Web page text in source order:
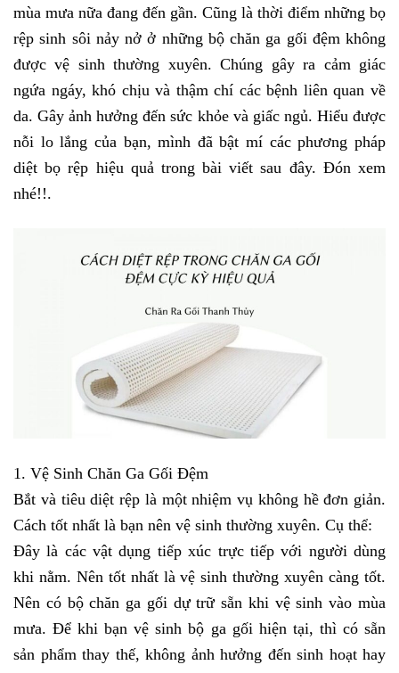
mùa mưa nữa đang đến gần. Cũng là thời điểm những bọ
rệp sinh sôi nảy nở ở những bộ chăn ga gối đệm không
được vệ sinh thường xuyên. Chúng gây ra cảm giác
ngứa ngáy, khó chịu và thậm chí các bệnh liên quan về
da. Gây ảnh hưởng đến sức khỏe và giấc ngủ. Hiểu được
nỗi lo lắng của bạn, mình đã bật mí các phương pháp
diệt bọ rệp hiệu quả trong bài viết sau đây. Đón xem
nhé!!.
1. Vệ Sinh Chăn Ga Gối Đệm
Bắt và tiêu diệt rệp là một nhiệm vụ không hề đơn giản.
Cách tốt nhất là bạn nên vệ sinh thường xuyên. Cụ thể:
Đây là các vật dụng tiếp xúc trực tiếp với người dùng
khi nằm. Nên tốt nhất là vệ sinh thường xuyên càng tốt.
Nên có bộ chăn ga gối dự trữ sẵn khi vệ sinh vào mùa
mưa. Để khi bạn vệ sinh bộ ga gối hiện tại, thì có sẵn
sản phẩm thay thế, không ảnh hưởng đến sinh hoạt hay